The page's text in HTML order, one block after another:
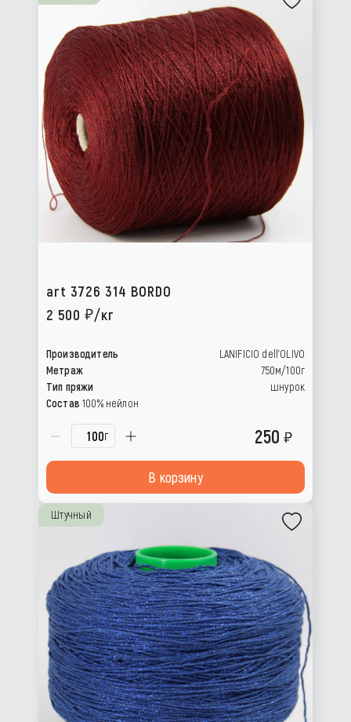
art 3726 314 BORDO
2 500
/кг
Производитель
LANIFICIO dell’OLIVO
Метраж
750м/100г
Тип пряжи
шнурок
Состав 100% нейлон
г 250
В корзину
Штучный